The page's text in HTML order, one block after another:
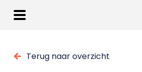
Terug naar overzicht